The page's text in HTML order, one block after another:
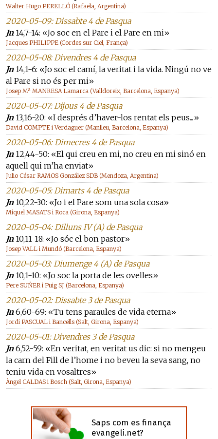
Walter Hugo PERELLÓ (Rafaela, Argentina)
2020-05-09: Dissabte 4 de Pasqua
Jn14,7-14: «Jo soc en el Pare i el Pare en mi»
Jacques PHILIPPE (Cordes sur Ciel, França)
2020-05-08: Divendres 4 de Pasqua
Jn14,1-6: «Jo soc el camí, la veritat i la vida. Ningú no ve
al Pare si no és per mi»
Josep Mª MANRESA Lamarca (Valldoreix, Barcelona, Espanya)
2020-05-07: Dijous 4 de Pasqua
Jn13,16-20: «I després d’haver-los rentat els peus...»
David COMPTE i Verdaguer (Manlleu, Barcelona, Espanya)
2020-05-06: Dimecres 4 de Pasqua
Jn12,44-50: «El qui creu en mi, no creu en mi sinó en
aquell qui m’ha enviat»
Julio César RAMOS González SDB (Mendoza, Argentina)
2020-05-05: Dimarts 4 de Pasqua
Jn10,22-30: «Jo i el Pare som una sola cosa»
Miquel MASATS i Roca (Girona, Espanya)
2020-05-04: Dilluns IV (A) de Pasqua
Jn10,11-18: «Jo sóc el bon pastor»
Josep VALL i Mundó (Barcelona, Espanya)
2020-05-03: Diumenge 4 (A) de Pasqua
Jn10,1-10: «Jo soc la porta de les ovelles»
Pere SUÑER i Puig SJ (Barcelona, Espanya)
2020-05-02: Dissabte 3 de Pasqua
Jn6,60-69: «Tu tens paraules de vida eterna»
Jordi PASCUAL i Bancells (Salt, Girona, Espanya)
2020-05-01: Divendres 3 de Pasqua
Jn6,52-59: «En veritat, en veritat us dic: si no mengeu
la carn del Fill de l’home i no beveu la seva sang, no
teniu vida en vosaltres»
Àngel CALDAS i Bosch (Salt, Girona, Espanya)
Saps com es finança
evangeli.net?